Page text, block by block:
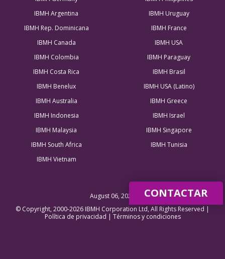
IBMH Argentina
IBMH Uruguay
IBMH Rep. Dominicana
IBMH France
IBMH Canada
IBMH USA
IBMH Colombia
IBMH Paraguay
IBMH Costa Rica
IBMH Brasil
IBMH Benelux
IBMH USA (Latino)
IBMH Australia
IBMH Greece
IBMH Indonesia
IBMH Israel
IBMH Malaysia
IBMH Singapore
IBMH South Africa
IBMH Tunisia
IBMH Vietnam
August 06, 2026
© Copyright, 2000-2026 IBMH Corporation Ltd, All Rights Reserved |
Política de privacidad | Términos y condiciones
CONTACTAR